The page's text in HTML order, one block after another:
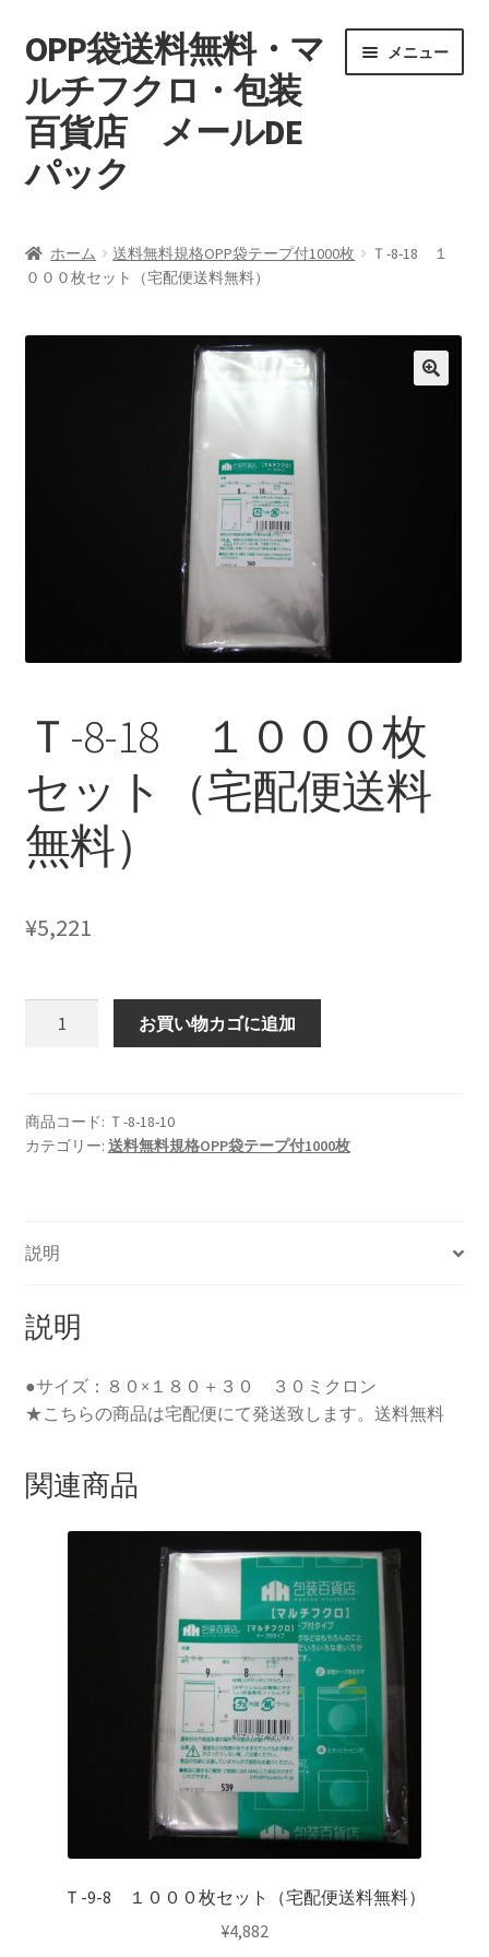
ナ
ビ
ゲ
ー
シ
ョ
ス
キ
プ
コ
ン
テ
ン
ツ
へ
ッ
プ
OPP袋送料無料・マ
ルチフクロ・包装
百貨店 メールDE
パック
メニュー
支払い
お買い物カゴ
プライバシーポリシー
ホーム 送料無料規格OPP袋テープ付1000枚
Ｔ-8-18 １
０００枚セット（宅配便送料無料）
Ｔ-8-18 １０００枚
セット（宅配便送料
無料）
¥5,221
０
０
ト
配
便
料
無
個
お買い物カゴに追加
商品コード: Ｔ-8-18-10
カテゴリー: 送料無料規格OPP袋テープ付1000枚
説明
説明
●サイズ：８０×１８０＋３０ ３０ミクロン
★こちらの商品は宅配便にて発送致します。送料無料
関連商品
Ｔ-9-8 １０００枚セット（宅配便送料無料）
¥4,882